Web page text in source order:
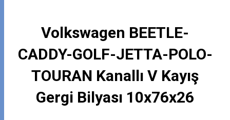
Volkswagen BEETLE-
CADDY-GOLF-JETTA-POLO-
TOURAN Kanallı V Kayış
Gergi Bilyası 10x76x26